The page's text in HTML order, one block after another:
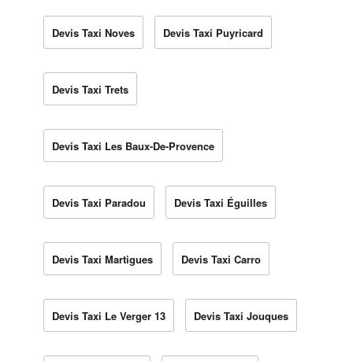
Devis Taxi Noves Devis Taxi Puyricard
Devis Taxi Trets
Devis Taxi Les Baux-De-Provence
Devis Taxi Paradou Devis Taxi Éguilles
Devis Taxi Martigues Devis Taxi Carro
Devis Taxi Le Verger 13 Devis Taxi Jouques